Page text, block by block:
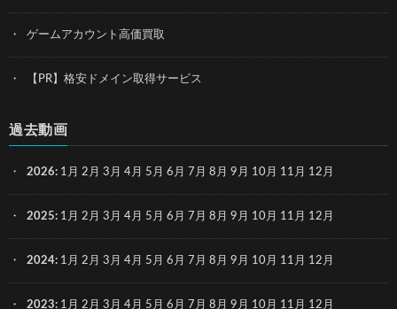
ゲームアカウント高価買取
【PR】格安ドメイン取得サービス
過去動画
2026: 1月 2月 3月 4月 5月 6月 7月 8月 9月 10月 11月 12月
2025: 1月 2月 3月 4月 5月 6月 7月 8月 9月 10月 11月 12月
2024: 1月 2月 3月 4月 5月 6月 7月 8月 9月 10月 11月 12月
2023: 1月 2月 3月 4月 5月 6月 7月 8月 9月 10月 11月 12月